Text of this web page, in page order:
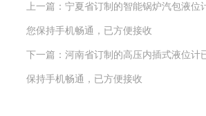
上一篇： 宁夏省订制的智能锅炉汽包液位
您保持手机畅通，已方便接收
下一篇： 河南省订制的高压内插式液位计
保持手机畅通，已方便接收